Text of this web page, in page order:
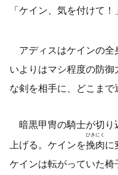
「ケイン、気を付けて！」
アディスはケインの全
いよりはマシ程度の防
な剣を相手に、どこまで
暗黒甲冑の騎士が切り
上げる。ケインを挽肉
ひきにく
に
ケインは転がっていた